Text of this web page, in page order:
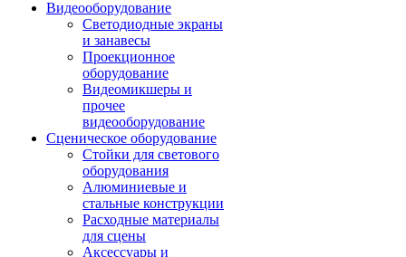
Видеооборудование
Светодиодные экраны
и занавесы
Проекционное
оборудование
Видеомикшеры и
прочее
видеооборудование
Сценическое оборудование
Стойки для светового
оборудования
Алюминиевые и
стальные конструкции
Расходные материалы
для сцены
Аксессуары и